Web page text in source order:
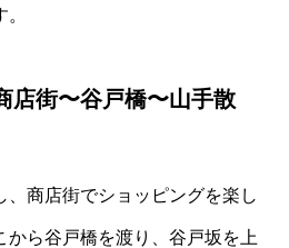
店街〜谷戸橋〜山手散
、商店街でショッピングを楽し
から谷戸橋を渡り、谷戸坂を上